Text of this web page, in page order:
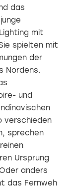
das
mit
spielten mit
der
Nordens.
und
verschieden
sprechen
Ursprung
anders
das Fernweh